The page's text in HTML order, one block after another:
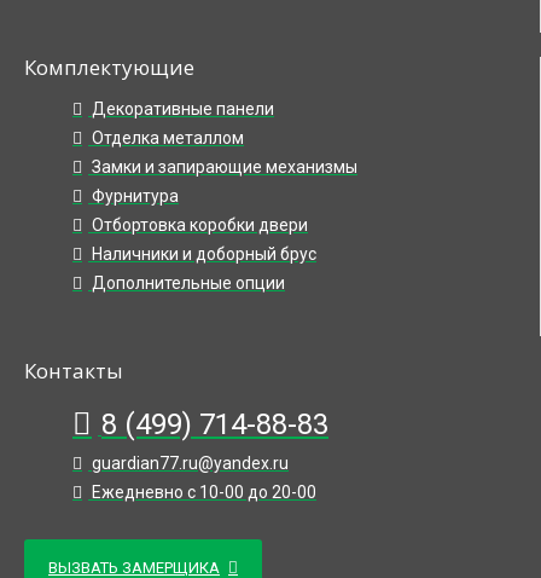
Комплектующие
Декоративные панели
Отделка металлом
Замки и запирающие механизмы
Фурнитура
Отбортовка коробки двери
Наличники и доборный брус
Дополнительные опции
Контакты
8 (499) 714-88-83
guardian77.ru@yandex.ru
Ежедневно с 10-00 до 20-00
ВЫЗВАТЬ ЗАМЕРЩИКА